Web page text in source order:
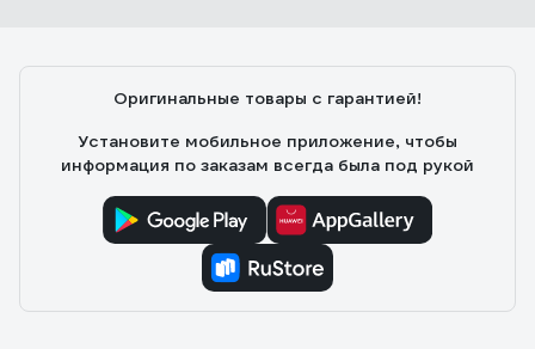
Оригинальные товары с гарантией!
Установите мобильное приложение, чтобы
информация по заказам всегда была под рукой